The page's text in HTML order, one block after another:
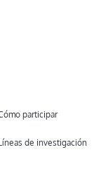
participar
de investigación